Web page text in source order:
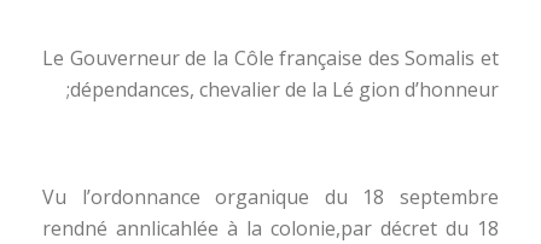
Le Gouverneur de la Côle française des Somalis et
dépendances, chevalier de la Lé gion d’honneur;
Vu l’ordonnance organique du 18 septembre
rendné annlicahlée à la colonie,par décret du 18